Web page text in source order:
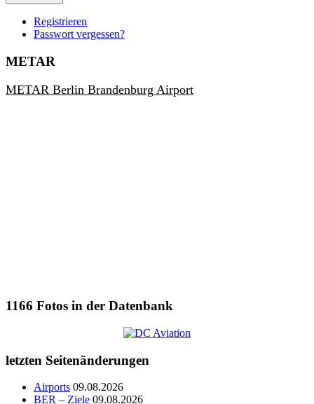
Registrieren
Passwort vergessen?
METAR
METAR Berlin Brandenburg Airport
1166 Fotos in der Datenbank
letzten Seitenänderungen
Airports 09.08.2026
BER – Ziele 09.08.2026